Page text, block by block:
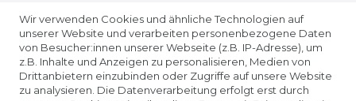
Wir verwenden Cookies und ähnliche Technologien auf
unserer Website und verarbeiten personenbezogene Daten
von Besucher:innen unserer Webseite (z.B. IP-Adresse), um
z.B. Inhalte und Anzeigen zu personalisieren, Medien von
Drittanbietern einzubinden oder Zugriffe auf unsere Website
zu analysieren. Die Datenverarbeitung erfolgt erst durch